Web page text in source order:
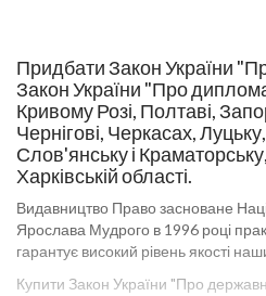
«Право» можна оптом і в роздріб.
компактно викладено матеріал
дисципліни Закон України "Про
"Про дипломатичну службу".
абітурієнтам, учням ліцеїв, а
цікавляться адміністративним
управлінням або іншим правовими
Видавництво Право - великий
для викладачів навчальних
студентів і людей цікавляться
міжнародними правовими
Придбати Закон України
Закон України "Про
Кривому Розі, Полтаві,
Чернігові, Черкасах,
Слов'янську і Краматорську,
Харківській області.
Видавництво Право засноване
Ярослава Мудрого в 1996 році
гарантує високий рівень якості
Купити Закон України "Про